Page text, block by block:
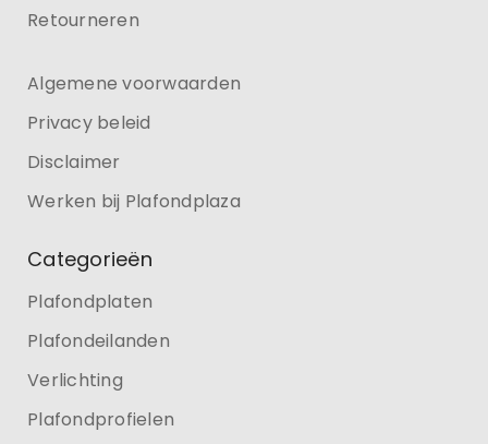
Retourneren
Algemene voorwaarden
Privacy beleid
Disclaimer
Werken bij Plafondplaza
Categorieën
Plafondplaten
Plafondeilanden
Verlichting
Plafondprofielen